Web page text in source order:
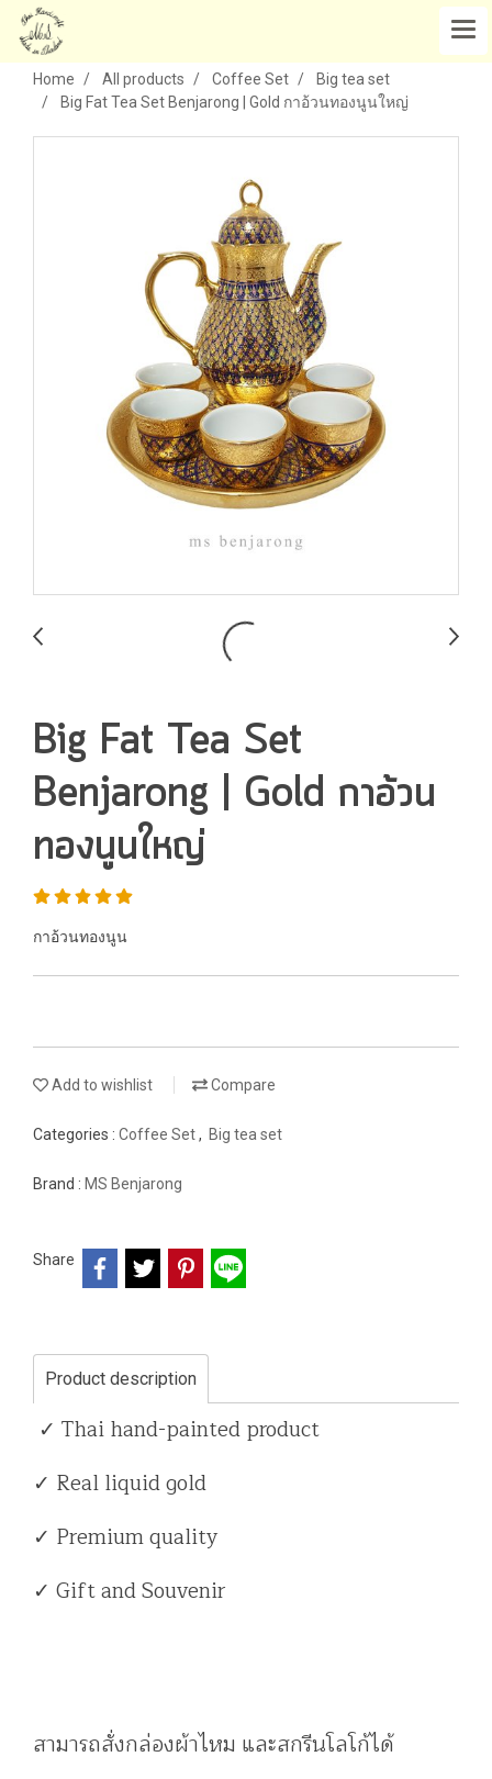
Home All products Coffee Set
Big tea set
Big Fat Tea Set Benjarong | Gold กาอ้วนทองนูนใหญ่
Big Fat Tea Set
Benjarong | Gold กาอ้วน
ทองนูนใหญ่
กาอ้วนทองนูน
Add to wishlist Compare
Categories : Coffee Set, Big tea set
Brand : MS Benjarong
Share
Product description
✓ Thai hand-painted product
✓ Real liquid gold
✓ Premium quality
✓ Gift and Souvenir
สามารถสั่งกล่องผ้าไหม และสกรีนโลโก้ได้